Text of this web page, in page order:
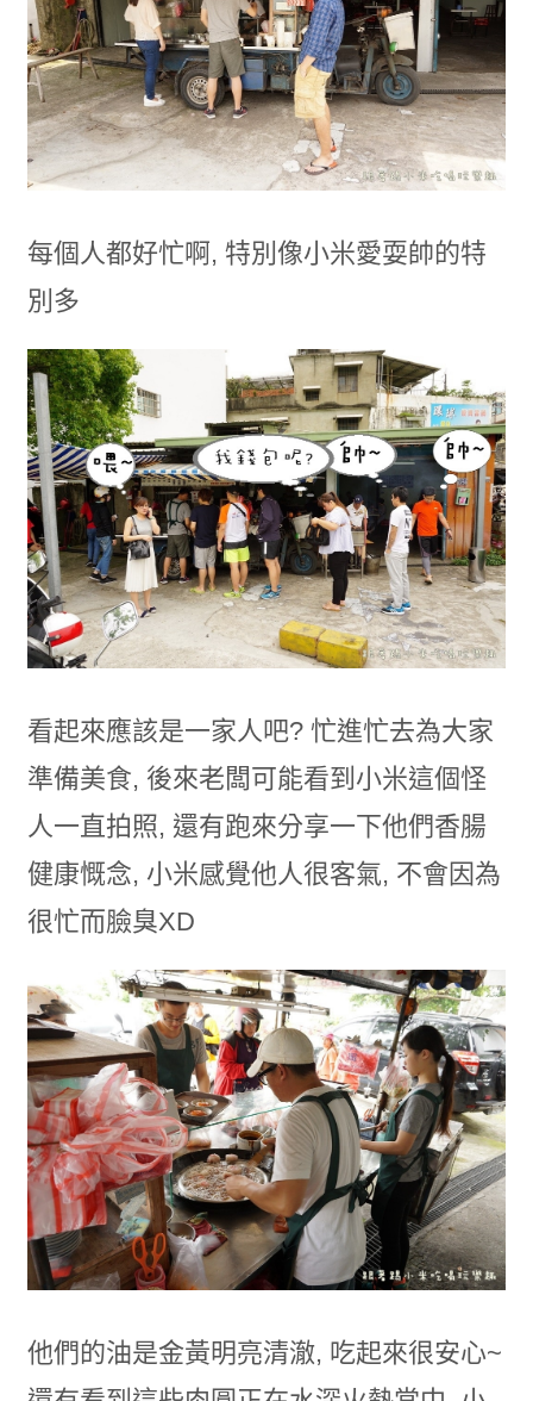
每個人都好忙啊, 特別像小米愛耍帥的特
別多
看起來應該是一家人吧? 忙進忙去為大家
準備美食, 後來老闆可能看到小米這個怪
人一直拍照, 還有跑來分享一下他們香腸
健康慨念, 小米感覺他人很客氣, 不會因為
很忙而臉臭XD
他們的油是金黃明亮清澈, 吃起來很安心~